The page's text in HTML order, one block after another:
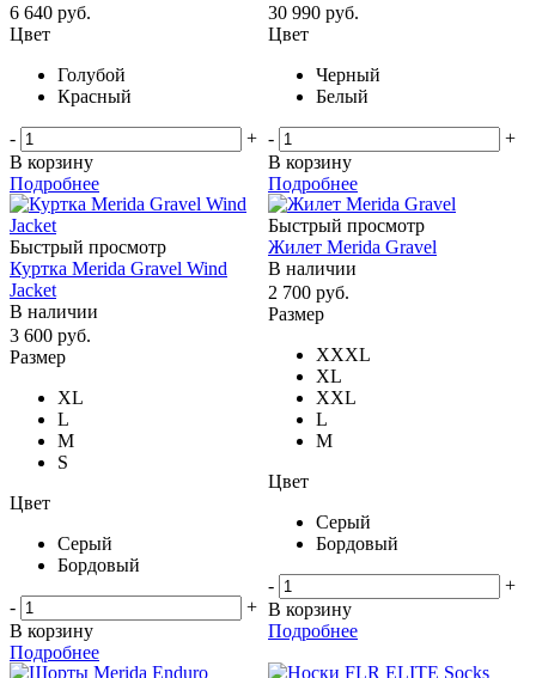
6 640 руб.
Цвет
Голубой
Красный
-
+
В корзину
Подробнее
30 990 руб.
Цвет
Черный
Белый
-
+
В корзину
Подробнее
Быстрый просмотр
Куртка Merida Gravel Wind
Jacket
В наличии
3 600 руб.
Размер
XL
L
M
S
Цвет
Серый
Бордовый
-
+
В корзину
Подробнее
Быстрый просмотр
Жилет Merida Gravel
В наличии
2 700 руб.
Размер
XXXL
XL
XXL
L
M
Цвет
Серый
Бордовый
-
+
В корзину
Подробнее